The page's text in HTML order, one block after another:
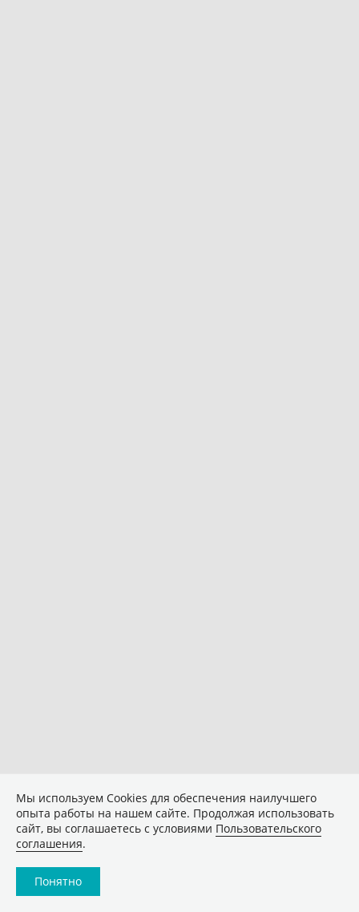
Мы используем Сookies для обеспечения наилучшего
опыта работы на нашем сайте. Продолжая использовать
сайт, вы соглашаетесь с условиями Пользовательского
соглашения.
Понятно